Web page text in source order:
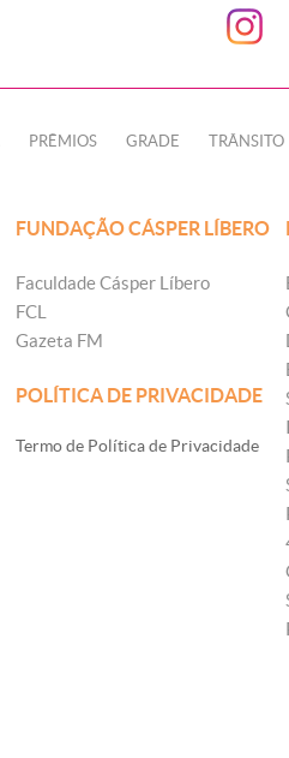
PRÊMIOS GRADE TRÂNSITO
FUNDAÇÃO CÁSPER LÍBERO
Faculdade Cásper Líbero
FCL
Gazeta FM
POLÍTICA DE PRIVACIDADE
Termo de Política de Privacidade